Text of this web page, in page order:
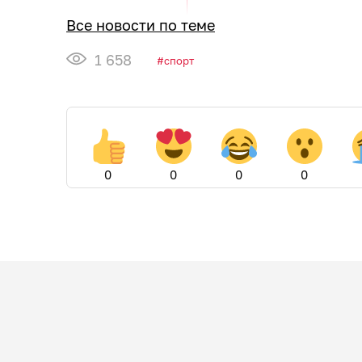
Все новости по теме
1 658
спорт
0 0 0 0